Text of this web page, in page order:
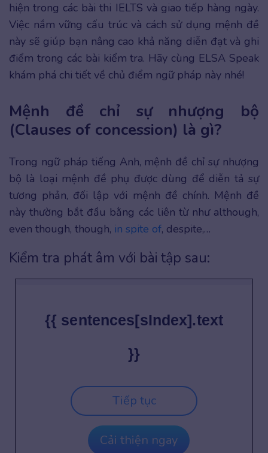
hiện trong các bài thi IELTS và giao tiếp hàng ngày.
Việc nắm vững cấu trúc và cách sử dụng mệnh đề
này sẽ giúp bạn nâng cao khả năng diễn đạt và ghi
điểm trong các bài kiểm tra. Hãy cùng ELSA Speak
khám phá chi tiết về chủ điểm ngữ pháp này nhé!
Mệnh đề chỉ sự nhượng bộ
(Clauses of concession) là gì?
Trong ngữ pháp tiếng Anh, mệnh đề chỉ sự nhượng
bộ là loại mệnh đề phụ được dùng để diễn tả sự
tương phản, đối lập với mệnh đề chính. Mệnh đề
này thường bắt đầu bằng các liên từ như although,
even though, though, in spite of, despite,…
Kiểm tra phát âm với bài tập sau:
{{ sentences[sIndex].text
}}
Tiếp tục
Cải thiện ngay